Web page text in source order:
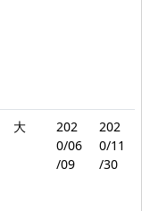
大
202
0/06
/09
202
0/11
/30